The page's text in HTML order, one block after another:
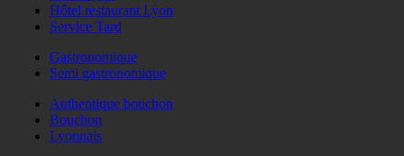
Hôtel restaurant Lyon
Service Tard
Gastronomique
Semi gastronomique
Authentique bouchon
Bouchon
Lyonnais